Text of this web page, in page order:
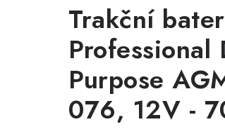
Trakční
Professional
Purpose
076, 12V -